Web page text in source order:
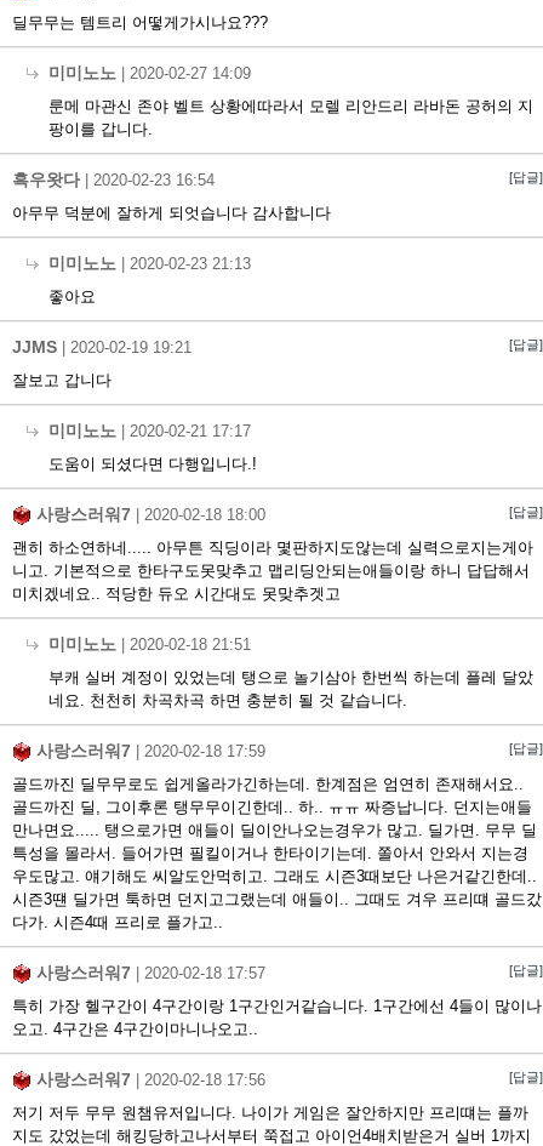
딜무무는 템트리 어떻게가시나요???
미미노노 | 2020-02-27 14:09
룬메 마관신 존야 벨트 상황에따라서 모렐 리안드리 라바돈 공허의 지
팡이를 갑니다.
흑우왓다| 2020-02-23 16:54 [답글]
아무무 덕분에 잘하게 되엇습니다 감사합니다
미미노노 | 2020-02-23 21:13
좋아요
JJMS | 2020-02-19 19:21 [답글]
잘보고 갑니다
미미노노 | 2020-02-21 17:17
도움이 되셨다면 다행입니다.!
사랑스러워7 | 2020-02-18 18:00 [답글]
괜히 하소연하네..... 아무튼 직딩이라 몇판하지도않는데 실력으로지는게아
니고. 기본적으로 한타구도못맞추고 맵리딩안되는애들이랑 하니 답답해서
미치겠네요.. 적당한 듀오 시간대도 못맞추겟고
미미노노 | 2020-02-18 21:51
부캐 실버 계정이 있었는데 탱으로 놀기삼아 한번씩 하는데 플레 달았
네요. 천천히 차곡차곡 하면 충분히 될 것 같습니다.
사랑스러워7 | 2020-02-18 17:59 [답글]
골드까진 딜무무로도 쉽게올라가긴하는데. 한계점은 엄연히 존재해서요..
골드까진 딜, 그이후론 탱무무이긴한데.. 하.. ㅠㅠ 짜증납니다. 던지는애들
만나면요..... 탱으로가면 애들이 딜이안나오는경우가 많고. 딜가면. 무무 딜
특성을 몰라서. 들어가면 필킬이거나 한타이기는데. 쫄아서 안와서 지는경
우도많고. 얘기해도 씨알도안먹히고. 그래도 시즌3때보단 나은거같긴한데..
시즌3떈 딜가면 툭하면 던지고그랬는데 애들이.. 그때도 겨우 프리떄 골드갔
다가. 시즌4때 프리로 플가고..
사랑스러워7 | 2020-02-18 17:57 [답글]
특히 가장 헬구간이 4구간이랑 1구간인거같습니다. 1구간에선 4들이 많이나
오고. 4구간은 4구간이마니나오고..
사랑스러워7 | 2020-02-18 17:56 [답글]
저기 저두 무무 원챔유저입니다. 나이가 게임은 잘안하지만 프리떄는 플까
지도 갔었는데 해킹당하고나서부터 쭉접고 아이언4배치받은거 실버 1까지